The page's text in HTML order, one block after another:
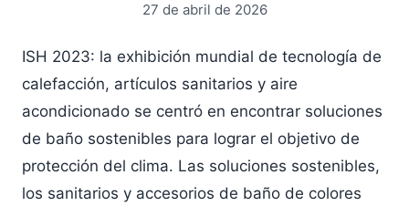
27 de abril de 2026
ISH 2023: la exhibición mundial de tecnología de
calefacción, artículos sanitarios y aire
acondicionado se centró en encontrar soluciones
de baño sostenibles para lograr el objetivo de
protección del clima. Las soluciones sostenibles,
los sanitarios y accesorios de baño de colores